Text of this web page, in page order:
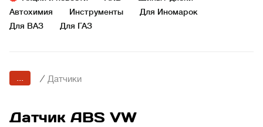
Автохимия
Инструменты
Для Иномарок
Для ВАЗ
Для ГАЗ
... / Датчики
Датчик ABS VW